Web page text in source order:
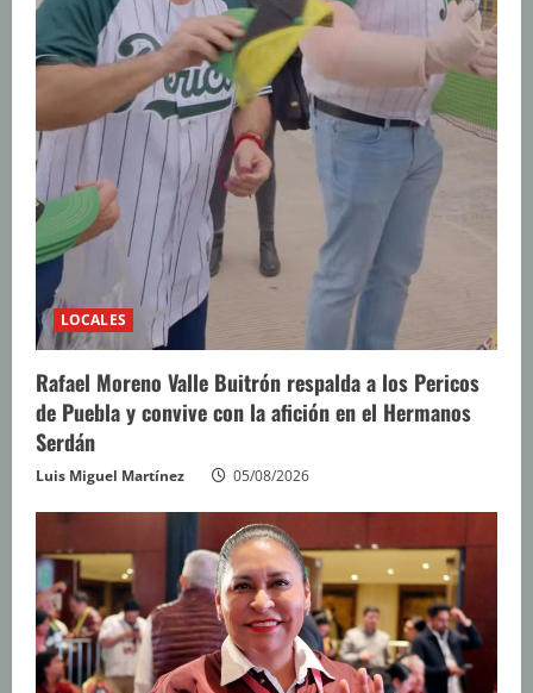
LOCALES
Rafael Moreno Valle Buitrón respalda a los Pericos
de Puebla y convive con la afición en el Hermanos
Serdán
Luis Miguel Martínez 05/08/2026